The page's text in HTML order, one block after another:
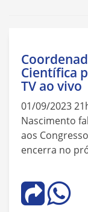
Científica
TV ao vivo
01/09/2023
Nascimento
aos
encerra no